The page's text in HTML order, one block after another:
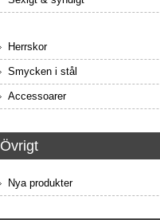
Herrskor
Smycken i stål
Accessoarer
Övrigt
Nya produkter